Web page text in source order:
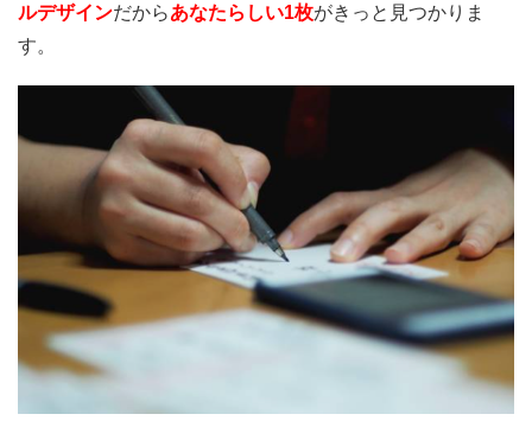
ルデザインだからあなたらしい1枚がきっと見つかりま
す。